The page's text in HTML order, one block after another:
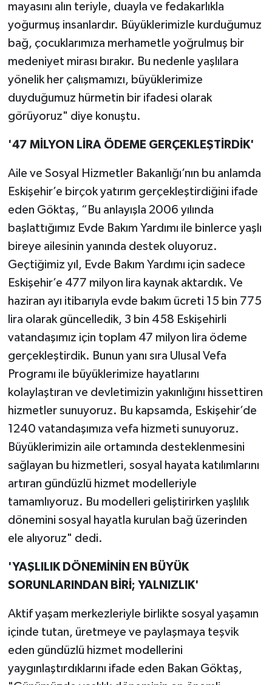
mayasını alın teriyle, duayla ve fedakarlıkla
yoğurmuş insanlardır. Büyüklerimizle kurduğumuz
bağ, çocuklarımıza merhametle yoğrulmuş bir
medeniyet mirası bırakır. Bu nedenle yaşlılara
yönelik her çalışmamızı, büyüklerimize
duyduğumuz hürmetin bir ifadesi olarak
görüyoruz" diye konuştu.
'47 MİLYON LİRA ÖDEME GERÇEKLEŞTİRDİK'
Aile ve Sosyal Hizmetler Bakanlığı’nın bu anlamda
Eskişehir’e birçok yatırım gerçekleştirdiğini ifade
eden Göktaş, “Bu anlayışla 2006 yılında
başlattığımız Evde Bakım Yardımı ile binlerce yaşlı
bireye ailesinin yanında destek oluyoruz.
Geçtiğimiz yıl, Evde Bakım Yardımı için sadece
Eskişehir’e 477 milyon lira kaynak aktardık. Ve
haziran ayı itibarıyla evde bakım ücreti 15 bin 775
lira olarak güncelledik, 3 bin 458 Eskişehirli
vatandaşımız için toplam 47 milyon lira ödeme
gerçekleştirdik. Bunun yanı sıra Ulusal Vefa
Programı ile büyüklerimize hayatlarını
kolaylaştıran ve devletimizin yakınlığını hissettiren
hizmetler sunuyoruz. Bu kapsamda, Eskişehir’de
1240 vatandaşımıza vefa hizmeti sunuyoruz.
Büyüklerimizin aile ortamında desteklenmesini
sağlayan bu hizmetleri, sosyal hayata katılımlarını
artıran gündüzlü hizmet modelleriyle
tamamlıyoruz. Bu modelleri geliştirirken yaşlılık
dönemini sosyal hayatla kurulan bağ üzerinden
ele alıyoruz" dedi.
'YAŞLILIK DÖNEMİNİN EN BÜYÜK
SORUNLARINDAN BİRİ; YALNIZLIK'
Aktif yaşam merkezleriyle birlikte sosyal yaşamın
içinde tutan, üretmeye ve paylaşmaya teşvik
eden gündüzlü hizmet modellerini
yaygınlaştırdıklarını ifade eden Bakan Göktaş,